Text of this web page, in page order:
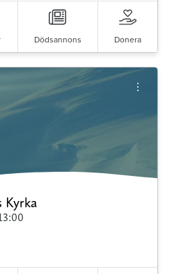
Dödsannons Donera
Kyrka